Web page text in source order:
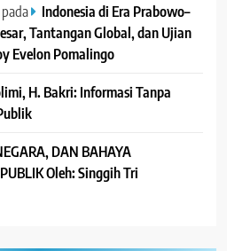
pada
Indonesia di Era Prabowo–
Tantangan Global, dan Ujian
Evelon Pomalingo
H. Bakri: Informasi Tanpa
DAN BAHAYA
Oleh: Singgih Tri